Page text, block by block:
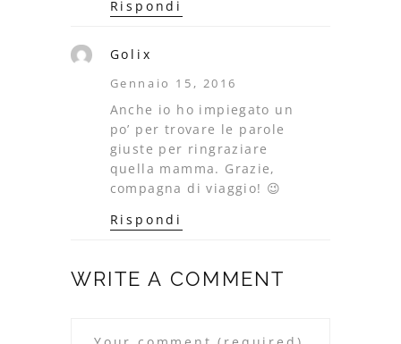
Rispondi
Golix
Gennaio 15, 2016
Anche io ho impiegato un
po’ per trovare le parole
giuste per ringraziare
quella mamma. Grazie,
compagna di viaggio! 😉
Rispondi
WRITE A COMMENT